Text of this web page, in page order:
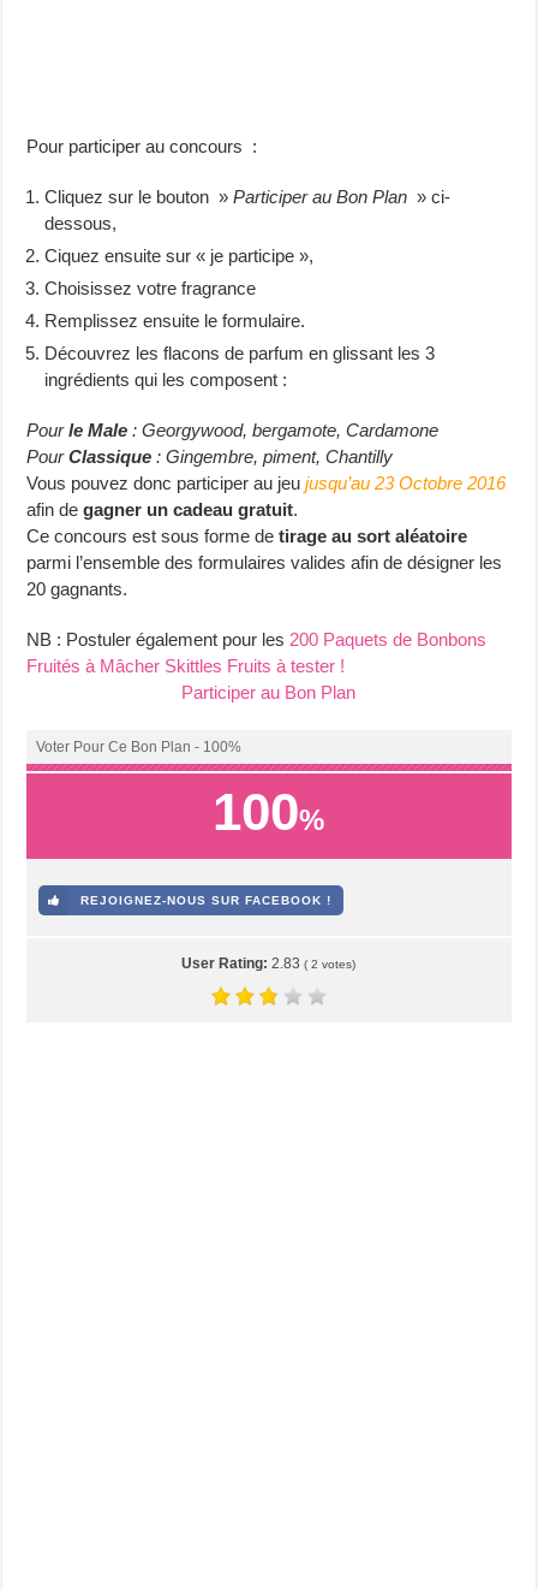
Pour participer au concours :
Cliquez sur le bouton »Participer au Bon Plan » ci-
dessous,
Ciquez ensuite sur « je participe »,
Choisissez votre fragrance
Remplissez ensuite le formulaire.
Découvrez les flacons de parfum en glissant les 3
ingrédients qui les composent :
Pourle Male : Georgywood, bergamote, Cardamone
PourClassique : Gingembre, piment, Chantilly
Vous pouvez donc participer au jeujusqu’au 23 Octobre 2016
afin degagner un cadeau gratuit.
Ce concours est sous forme detirage au sort aléatoire
parmi l’ensemble des formulaires valides afin de désigner les
20 gagnants.
NB : Postuler également pour les 200 Paquets de Bonbons
Fruités à Mâcher Skittles Fruits à tester !
Participer au Bon Plan
Voter Pour Ce Bon Plan - 100%
100%
REJOIGNEZ-NOUS SUR FACEBOOK !
User Rating:2.83 (2 votes)